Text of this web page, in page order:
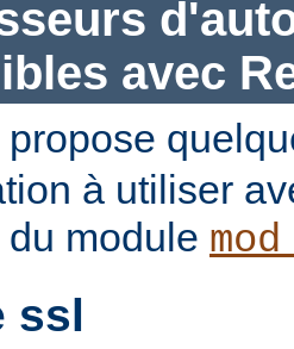
avec
propose
à utiliser
du module
ssl